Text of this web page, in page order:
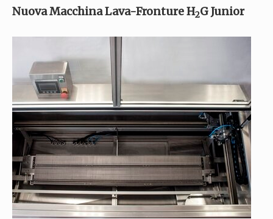
Nuova Macchina Lava-Fronture H2G Junior